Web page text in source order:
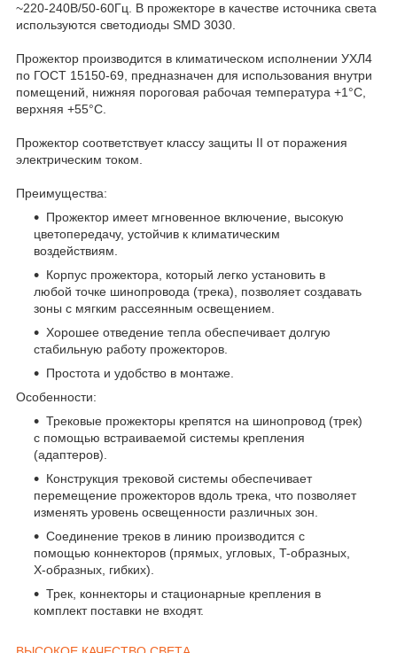
~220-240В/50-60Гц. В прожекторе в качестве источника света
используются светодиоды SMD 3030.
Прожектор производится в климатическом исполнении УХЛ4
по ГОСТ 15150-69, предназначен для использования внутри
помещений, нижняя пороговая рабочая температура +1°C,
верхняя +55°C.
Прожектор соответствует классу защиты II от поражения
электрическим током.
Преимущества:
Прожектор имеет мгновенное включение, высокую
цветопередачу, устойчив к климатическим
воздействиям.
Корпус прожектора, который легко установить в
любой точке шинопровода (трека), позволяет создавать
зоны с мягким рассеянным освещением.
Хорошее отведение тепла обеспечивает долгую
стабильную работу прожекторов.
Простота и удобство в монтаже.
Особенности:
Трековые прожекторы крепятся на шинопровод (трек)
с помощью встраиваемой системы крепления
(адаптеров).
Конструкция трековой системы обеспечивает
перемещение прожекторов вдоль трека, что позволяет
изменять уровень освещенности различных зон.
Соединение треков в линию производится с
помощью коннекторов (прямых, угловых, T-образных,
X-образных, гибких).
Трек, коннекторы и стационарные крепления в
комплект поставки не входят.